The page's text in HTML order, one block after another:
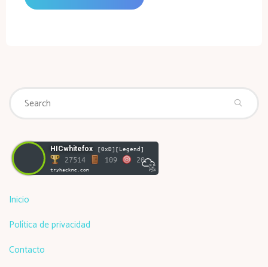
Search
HICwhitefox [0xD][Legend]
27514 109 20
tryhackme.com
Inicio
Política de privacidad
Contacto